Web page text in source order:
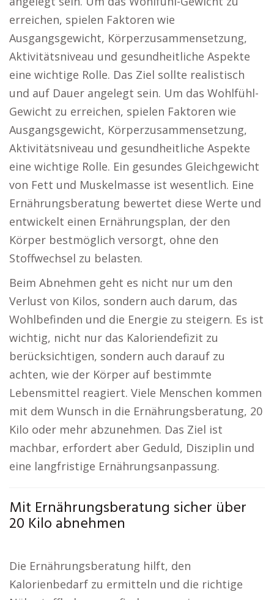
erreichen, spielen Faktoren wie
Ausgangsgewicht, Körperzusammensetzung,
Aktivitätsniveau und gesundheitliche Aspekte
eine wichtige Rolle. Das Ziel sollte realistisch
und auf Dauer angelegt sein. Um das Wohlfühl-
Gewicht zu erreichen, spielen Faktoren wie
Ausgangsgewicht, Körperzusammensetzung,
Aktivitätsniveau und gesundheitliche Aspekte
eine wichtige Rolle. Ein gesundes Gleichgewicht
von Fett und Muskelmasse ist wesentlich. Eine
Ernährungsberatung bewertet diese Werte und
entwickelt einen Ernährungsplan, der den
Körper bestmöglich versorgt, ohne den
Stoffwechsel zu belasten.
Beim Abnehmen geht es nicht nur um den
Verlust von Kilos, sondern auch darum, das
Wohlbefinden und die Energie zu steigern. Es ist
wichtig, nicht nur das Kaloriendefizit zu
berücksichtigen, sondern auch darauf zu
achten, wie der Körper auf bestimmte
Lebensmittel reagiert. Viele Menschen kommen
mit dem Wunsch in die Ernährungsberatung, 20
Kilo oder mehr abzunehmen. Das Ziel ist
machbar, erfordert aber Geduld, Disziplin und
eine langfristige Ernährungsanpassung.
Mit Ernährungsberatung sicher über
20 Kilo abnehmen
Die Ernährungsberatung hilft, den
Kalorienbedarf zu ermitteln und die richtige